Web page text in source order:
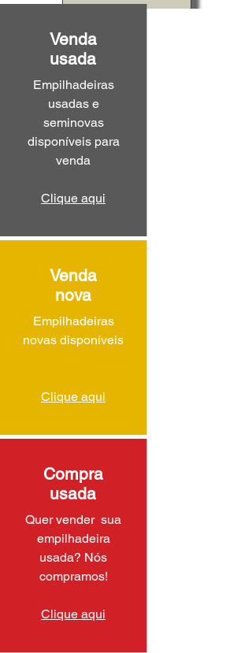
Venda
usada
Empilhadeiras
usadas e
seminovas
disponíveis para
venda
Clique aqui
Venda
nova
Empilhadeiras
novas disponíveis
Clique aqui
Compra
usada
Quer vender sua
empilhadeira
usada? Nós
compramos!
Clique aqui